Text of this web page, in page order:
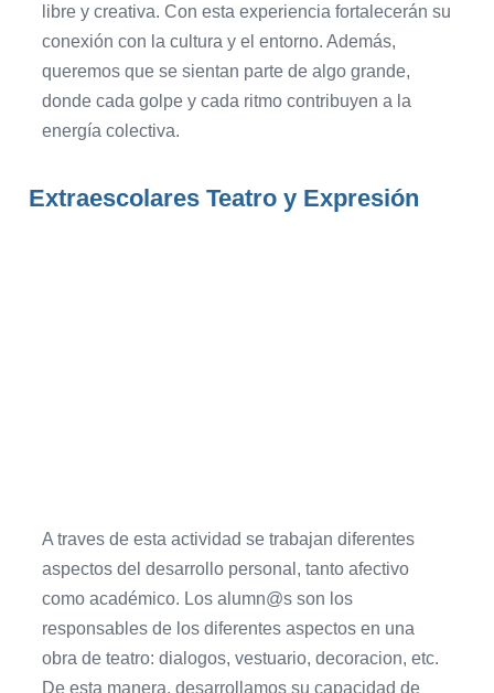
libre y creativa. Con esta experiencia fortalecerán su
conexión con la cultura y el entorno. Además,
queremos que se sientan parte de algo grande,
donde cada golpe y cada ritmo contribuyen a la
energía colectiva.
Extraescolares Teatro y Expresión
A traves de esta actividad se trabajan diferentes
aspectos del desarrollo personal, tanto afectivo
como académico. Los alumn@s son los
responsables de los diferentes aspectos en una
obra de teatro: dialogos, vestuario, decoracion, etc.
De esta manera, desarrollamos su capacidad de